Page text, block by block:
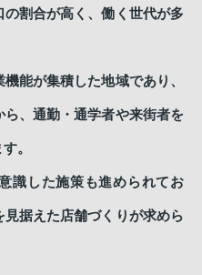
割合が高く、働く世代が多
能が集積した地域であり、
、通勤・通学者や来街者を
。
識した施策も進められてお
据えた店舗づくりが求めら